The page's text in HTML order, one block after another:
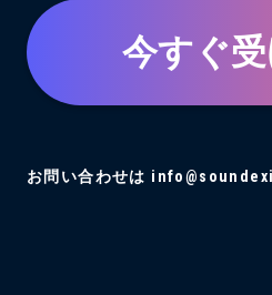
今すぐ
お問い合わせは